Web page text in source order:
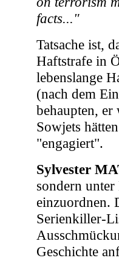
facts..."
Tatsache ist,
Haftstrafe in
lebenslange
(nach dem
behaupten, er
Sowjets
"engagiert".
Sylvester
sondern
einzuordnen.
Serienkiller-
Geschichte